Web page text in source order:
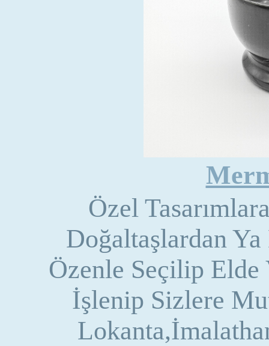
Özel
Doğaltaşlardan
Özenle Seçilip Elde
İşlenip Sizlere